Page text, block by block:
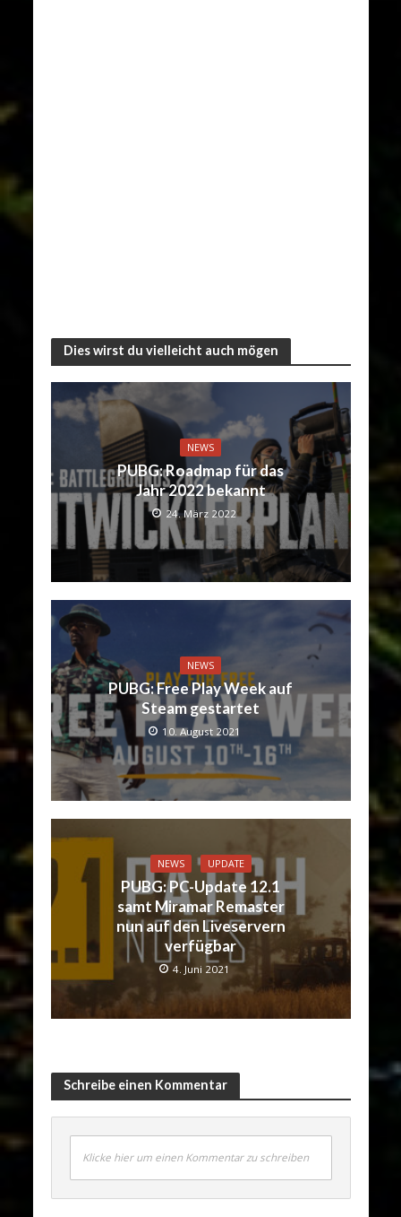
Dies wirst du vielleicht auch mögen
NEWS
PUBG: Roadmap für das
Jahr 2022 bekannt
24. März 2022
NEWS
PUBG: Free Play Week auf
Steam gestartet
10. August 2021
NEWS UPDATE
PUBG: PC-Update 12.1
samt Miramar Remaster
nun auf den Liveservern
verfügbar
4. Juni 2021
Schreibe einen Kommentar
Klicke hier um einen Kommentar zu schreiben